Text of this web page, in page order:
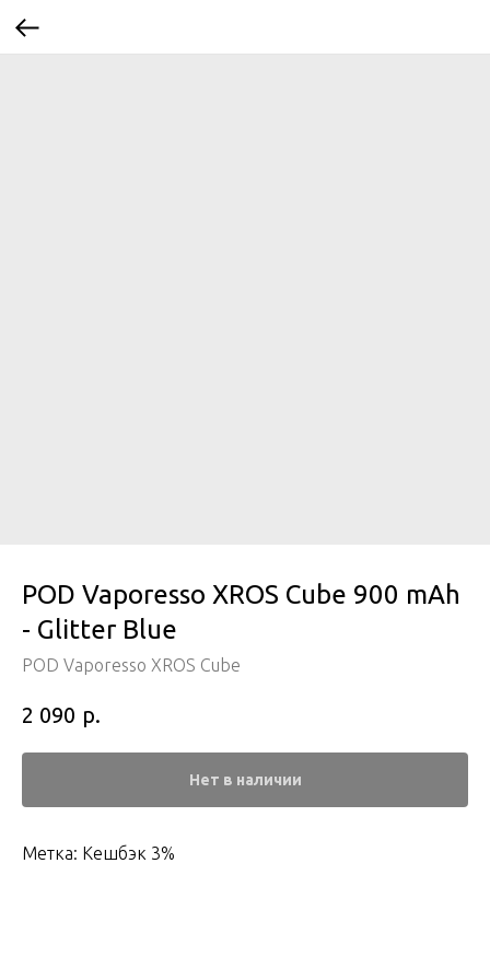
POD Vaporesso XROS Cube 900 mAh
- Glitter Blue
POD Vaporesso XROS Cube
2 090 р.
Нет в наличии
Метка: Кешбэк 3%